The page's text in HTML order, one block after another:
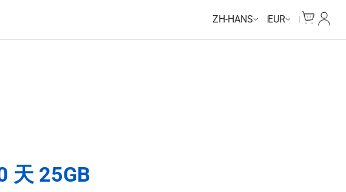
ZH-HANS EUR
我的
天 25GB